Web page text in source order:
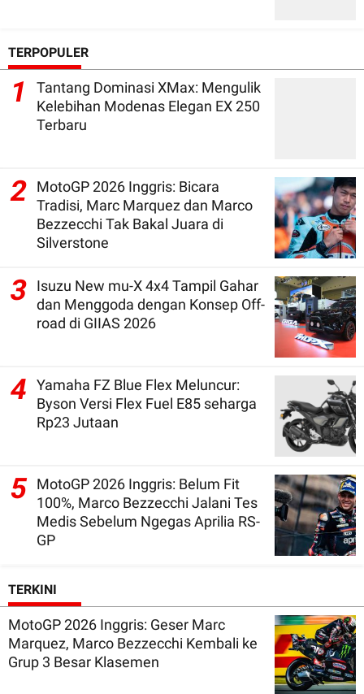
TERPOPULER
1
Tantang Dominasi XMax: Mengulik
Kelebihan Modenas Elegan EX 250
Terbaru
2
MotoGP 2026 Inggris: Bicara
Tradisi, Marc Marquez dan Marco
Bezzecchi Tak Bakal Juara di
Silverstone
3
Isuzu New mu-X 4x4 Tampil Gahar
dan Menggoda dengan Konsep Off-
road di GIIAS 2026
4
Yamaha FZ Blue Flex Meluncur:
Byson Versi Flex Fuel E85 seharga
Rp23 Jutaan
5 MotoGP 2026 Inggris: Belum Fit
100%, Marco Bezzecchi Jalani Tes
Medis Sebelum Ngegas Aprilia RS-
GP
TERKINI
MotoGP 2026 Inggris: Geser Marc
Marquez, Marco Bezzecchi Kembali ke
Grup 3 Besar Klasemen